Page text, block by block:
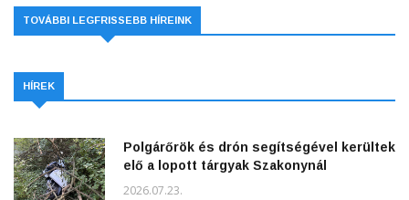
TOVÁBBI LEGFRISSEBB HÍREINK
HÍREK
Polgárőrök és drón segítségével kerültek
elő a lopott tárgyak Szakonynál
2026.07.23.